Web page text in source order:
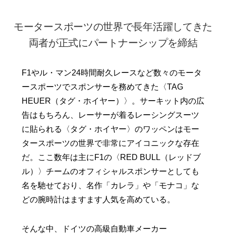
モータースポーツの世界で長年活躍してきた
両者が正式にパートナーシップを締結
F1やル・マン24時間耐久レースなど数々のモータ
ースポーツでスポンサーを務めてきた〈TAG
HEUER（タグ・ホイヤー）〉。サーキット内の広
告はもちろん、レーサーが着るレーシングスーツ
に貼られる〈タグ・ホイヤー〉のワッペンはモー
タースポーツの世界で非常にアイコニックな存在
だ。ここ数年は主にF1の〈RED BULL（レッドブ
ル）〉チームのオフィシャルスポンサーとしても
名を馳せており、名作「カレラ」や「モナコ」な
どの腕時計はますます人気を高めている。
そんな中、ドイツの高級自動車メーカー